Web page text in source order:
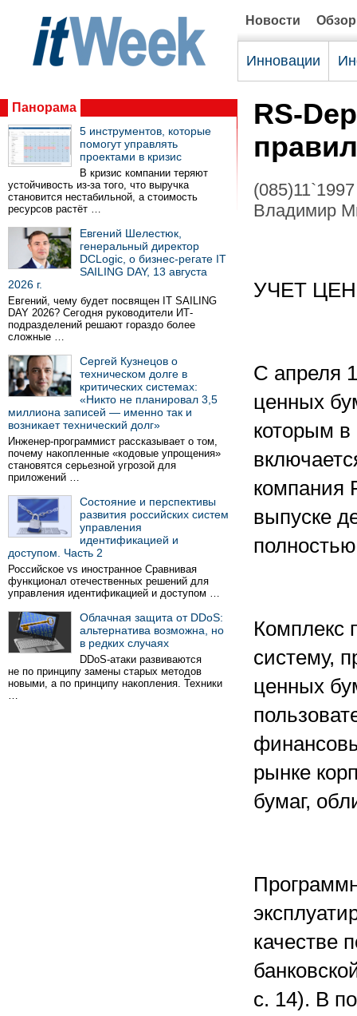
Новости
Инновации
Панорама
5 инструментов, которые
помогут управлять
проектами в кризис
В кризис компании теряют
устойчивость из-за того, что выручка
становится нестабильной, а стоимость
ресурсов растёт …
Евгений Шелестюк,
генеральный директор
DCLogic, о бизнес-регате IT
SAILING DAY, 13 августа
2026 г.
Евгений, чему будет посвящен IT SAILING
DAY 2026? Сегодня руководители ИТ-
подразделений решают гораздо более
сложные …
Сергей Кузнецов о
техническом долге в
критических системах:
«Никто не планировал 3,5
миллиона записей — именно так и
возникает технический долг»
Инженер-программист рассказывает о том,
почему накопленные «кодовые упрощения»
становятся серьезной угрозой для
приложений …
Состояние и перспективы
развития российских систем
управления
идентификацией и
доступом. Часть 2
Российское vs иностранное Сравнивая
функционал отечественных решений для
управления идентификацией и доступом …
Облачная защита от DDoS:
альтернатива возможна, но
в редких случаях
DDoS-атаки развиваются
не по принципу замены старых методов
новыми, а по принципу накопления. Техники
…
RS-
(085)11`1997
Владимир
УЧЕТ
С апреля
ценных
которым в
компания
выпуске
Комплекс
систему,
ценных
рынке
бумаг,
качестве
c. 14). В